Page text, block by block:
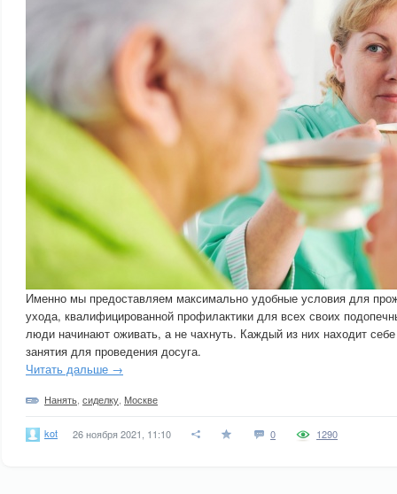
Именно мы предоставляем максимально удобные условия для
ухода, квалифицированной профилактики для всех своих
люди начинают оживать, а не чахнуть. Каждый из них находит
занятия для проведения досуга.
Читать дальше →
Нанять сиделку Москве
kot 26 ноября 2021, 11:10 0 1290